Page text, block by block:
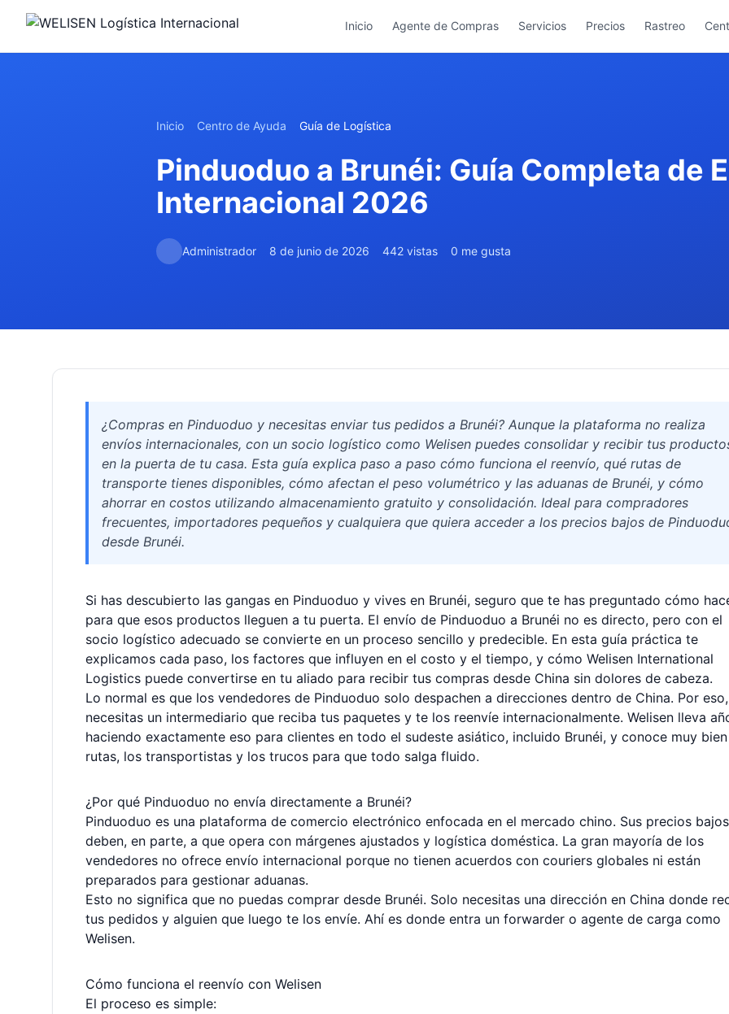
Inicio Agente de Compras Servicios Precios Rastreo
Inicio Centro de Ayuda Guía de Logística
Pinduoduo a Brunéi: Guía Completa de
Internacional 2026
Administrador 8 de junio de 2026 442 vistas 0 me gusta
¿Compras en Pinduoduo y necesitas enviar tus pedidos a Brunéi? Aunque la plataforma no realiza
envíos internacionales, con un socio logístico como Welisen puedes consolidar y recibir tus
en la puerta de tu casa. Esta guía explica paso a paso cómo funciona el reenvío, qué rutas de
transporte tienes disponibles, cómo afectan el peso volumétrico y las aduanas de Brunéi, y cómo
ahorrar en costos utilizando almacenamiento gratuito y consolidación. Ideal para compradores
frecuentes, importadores pequeños y cualquiera que quiera acceder a los precios bajos de
desde Brunéi.
Si has descubierto las gangas en Pinduoduo y vives en Brunéi, seguro que te has preguntado cómo
para que esos productos lleguen a tu puerta. El envío de Pinduoduo a Brunéi no es directo, pero con el
socio logístico adecuado se convierte en un proceso sencillo y predecible. En esta guía práctica te
explicamos cada paso, los factores que influyen en el costo y el tiempo, y cómo Welisen International
Logistics puede convertirse en tu aliado para recibir tus compras desde China sin dolores de cabeza.
Lo normal es que los vendedores de Pinduoduo solo despachen a direcciones dentro de China. Por eso,
necesitas un intermediario que reciba tus paquetes y te los reenvíe internacionalmente. Welisen lleva
haciendo exactamente eso para clientes en todo el sudeste asiático, incluido Brunéi, y conoce muy
rutas, los transportistas y los trucos para que todo salga fluido.
¿Por qué Pinduoduo no envía directamente a Brunéi?
Pinduoduo es una plataforma de comercio electrónico enfocada en el mercado chino. Sus precios
deben, en parte, a que opera con márgenes ajustados y logística doméstica. La gran mayoría de los
vendedores no ofrece envío internacional porque no tienen acuerdos con couriers globales ni están
preparados para gestionar aduanas.
Esto no significa que no puedas comprar desde Brunéi. Solo necesitas una dirección en China donde
tus pedidos y alguien que luego te los envíe. Ahí es donde entra un forwarder o agente de carga como
Welisen.
Cómo funciona el reenvío con Welisen
El proceso es simple: